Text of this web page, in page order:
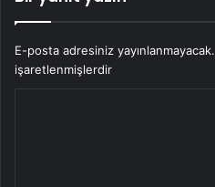
E-posta adresiniz yayınlanmayacak.
işaretlenmişlerdir